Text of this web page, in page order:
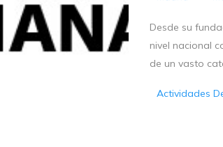
Desde su
nivel nacional
de un vasto
Actividades